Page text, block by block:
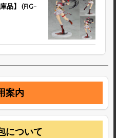
品】 (FIG-
案内
について